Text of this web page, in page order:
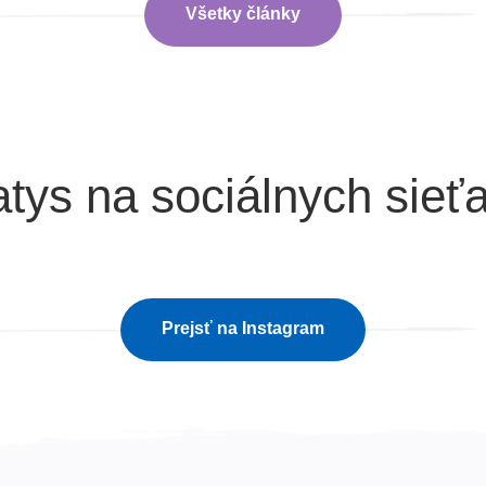
Všetky články
na sociálnych
Prejsť na Instagram